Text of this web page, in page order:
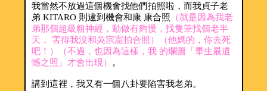
我當然不放過這個機會找他們拍照啦，而我貞子老
弟 KITARO 則逮到機會和康 康合照 （就是因為我老
弟那個超級粗神經，動做有夠慢，找隻筆找個老半
天， 害得我沒和吳宗憲拍合照）（他媽的，你去死
吧！）（不過，也因為這樣，我 的爛圖「畢生最遺
憾之照」才會出現）
。
講到這裡，我又有一個八卦要陷害我老弟。